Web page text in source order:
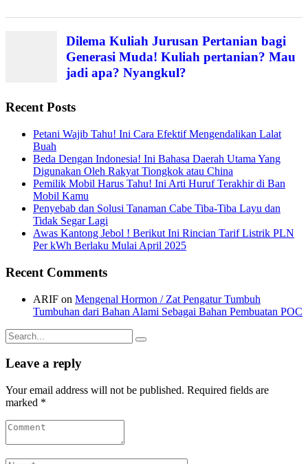
Dilema Kuliah Jurusan Pertanian bagi
Generasi Muda! Kuliah pertanian? Mau
jadi apa? Nyangkul?
Recent Posts
Petani Wajib Tahu! Ini Cara Efektif Mengendalikan Lalat
Buah
Beda Dengan Indonesia! Ini Bahasa Daerah Utama Yang
Digunakan Oleh Rakyat Tiongkok atau China
Pemilik Mobil Harus Tahu! Ini Arti Huruf Terakhir di Ban
Mobil Kamu
Penyebab dan Solusi Tanaman Cabe Tiba-Tiba Layu dan
Tidak Segar Lagi
Awas Kantong Jebol ! Berikut Ini Rincian Tarif Listrik PLN
Per kWh Berlaku Mulai April 2025
Recent Comments
ARIF on Mengenal Hormon / Zat Pengatur Tumbuh
Tumbuhan dari Bahan Alami Sebagai Bahan Pembuatan POC
Search
for:
Leave a reply
Your email address will not be published. Required fields are
marked *